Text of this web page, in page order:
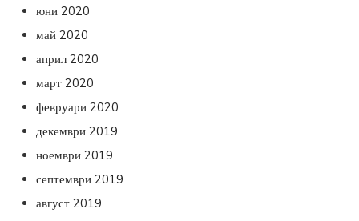
юни 2020
май 2020
април 2020
март 2020
февруари 2020
декември 2019
ноември 2019
септември 2019
август 2019